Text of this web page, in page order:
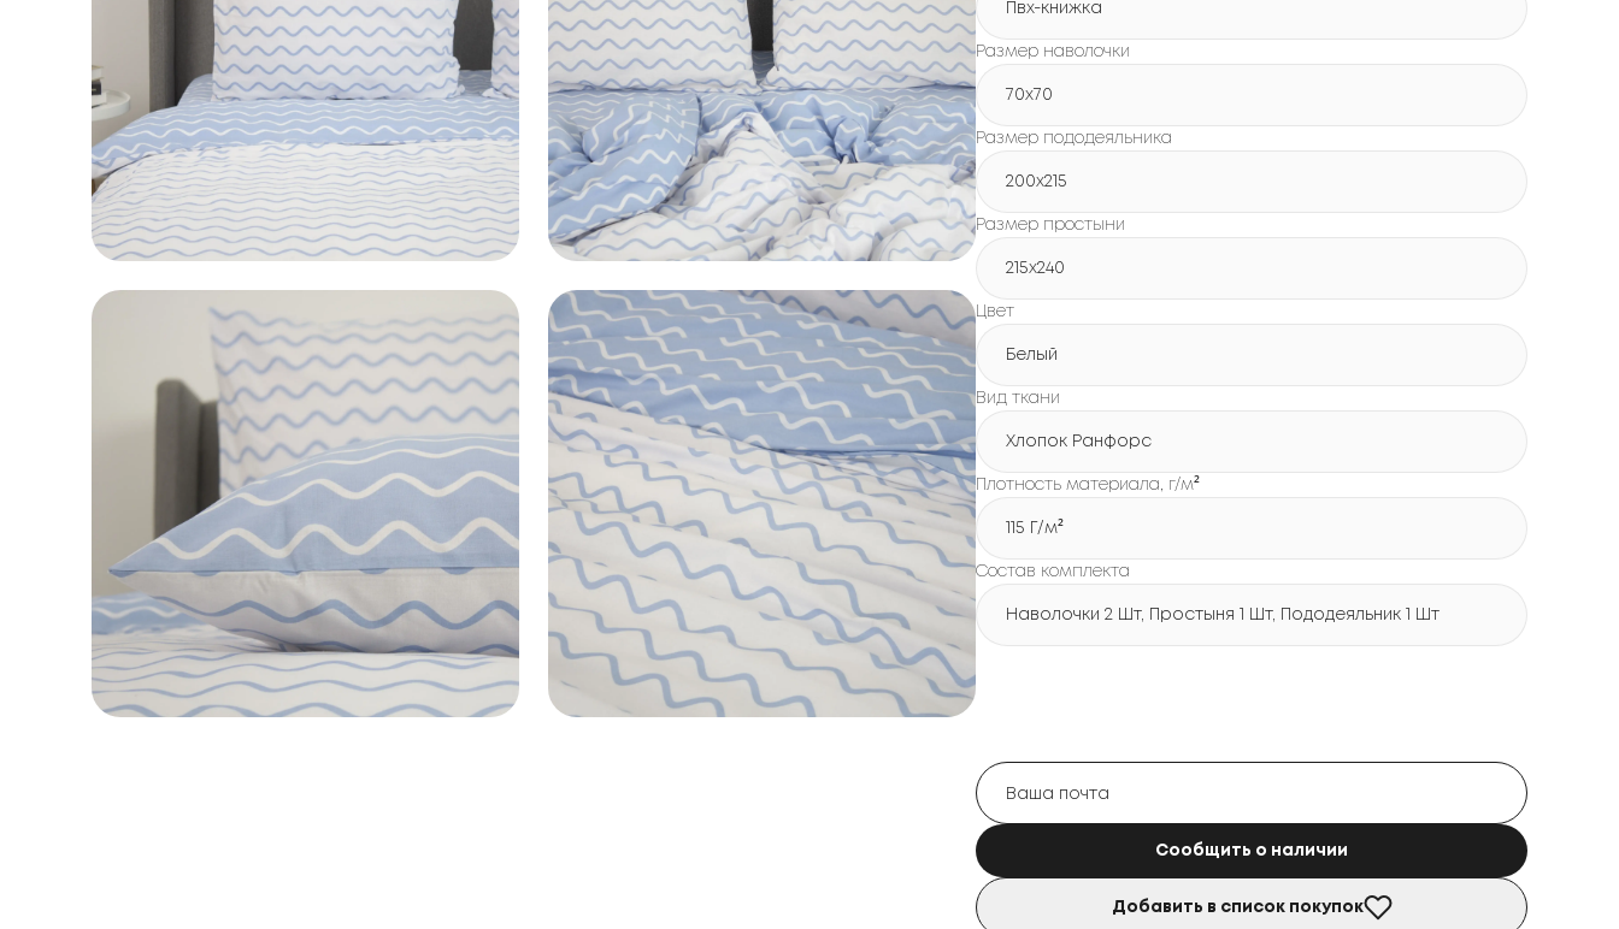
Пвх-книжка
Размер наволочки
70x70
Размер пододеяльника
200х215
Размер простыни
215х240
Цвет
Белый
Вид ткани
Хлопок Ранфорс
Плотность материала, г/м²
115 Г/м²
Состав комплекта
Наволочки 2 Шт, Простыня 1 Шт, Пододеяльник 1 Шт
Сообщить о наличии
Добавить в список покупок